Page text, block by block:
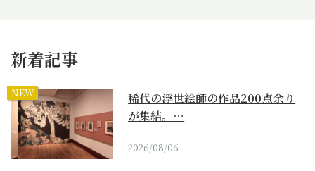
新着記事
NEW
稀代の浮世絵師の作品200点余り
が集結。…
2026/08/06